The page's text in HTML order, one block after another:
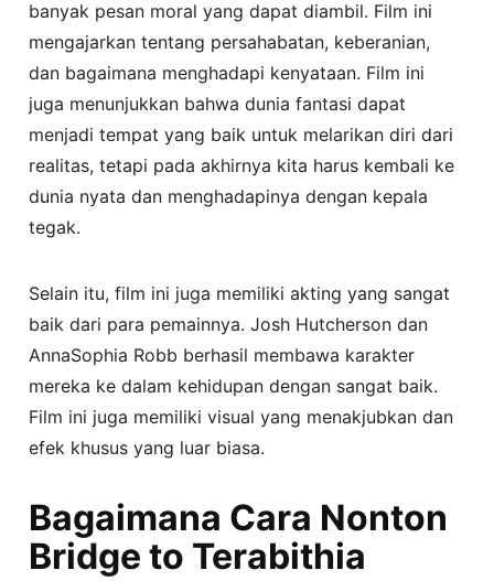
banyak pesan moral yang dapat diambil. Film ini
mengajarkan tentang persahabatan, keberanian,
dan bagaimana menghadapi kenyataan. Film ini
juga menunjukkan bahwa dunia fantasi dapat
menjadi tempat yang baik untuk melarikan diri dari
realitas, tetapi pada akhirnya kita harus kembali ke
dunia nyata dan menghadapinya dengan kepala
tegak.
Selain itu, film ini juga memiliki akting yang sangat
baik dari para pemainnya. Josh Hutcherson dan
AnnaSophia Robb berhasil membawa karakter
mereka ke dalam kehidupan dengan sangat baik.
Film ini juga memiliki visual yang menakjubkan dan
efek khusus yang luar biasa.
Bagaimana Cara Nonton
Bridge to Terabithia